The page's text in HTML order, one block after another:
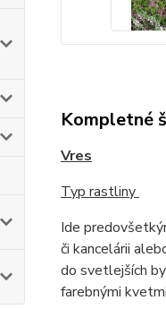
Kompletné
Vres
Typ rastliny
Ide
či kancelárii
do svetlejších
farebnými